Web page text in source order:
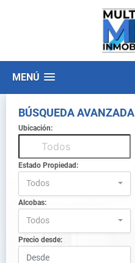
MENÚ
BÚSQUEDA AVANZADA
Ubicación:
Estado Propiedad:
Todos
Alcobas:
Todos
Precio desde: